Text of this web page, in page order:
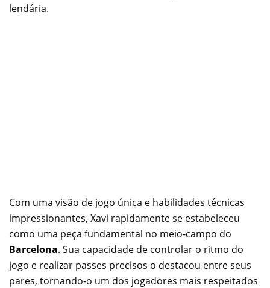
lendária.
Com uma visão de jogo única e habilidades técnicas
impressionantes, Xavi rapidamente se estabeleceu
como uma peça fundamental no meio-campo do
Barcelona. Sua capacidade de controlar o ritmo do
jogo e realizar passes precisos o destacou entre seus
pares, tornando-o um dos jogadores mais respeitados